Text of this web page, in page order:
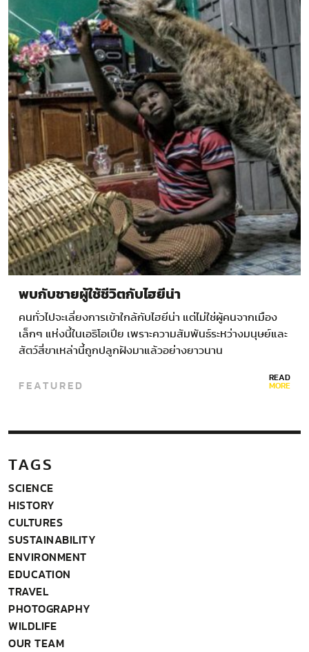
พบกับชายผู้ใช้ชีวิตกับไฮยีน่า
คนทั่วไปจะเลี่ยงการเข้าใกล้กับไฮยีน่า แต่ไม่ใช่ผู้คนจากเมือง
เล็กๆ แห่งนี้ในเอธิโอเปีย เพราะความสัมพันธ์ระหว่างมนุษย์และ
สัตว์สี่ขาเหล่านี้ถูกปลูกฝังมาแล้วอย่างยาวนาน
FEATURED READ
MORE
TAGS
SCIENCE
HISTORY
CULTURES
SUSTAINABILITY
ENVIRONMENT
EDUCATION
TRAVEL
PHOTOGRAPHY
WILDLIFE
OUR TEAM